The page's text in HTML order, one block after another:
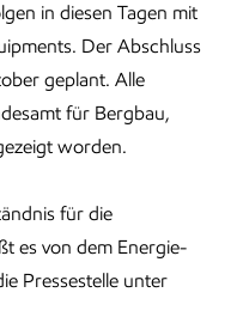
in diesen Tagen mit
Der Abschluss
geplant. Alle
für Bergbau,
worden.
für die
es von dem Energie-
Pressestelle unter